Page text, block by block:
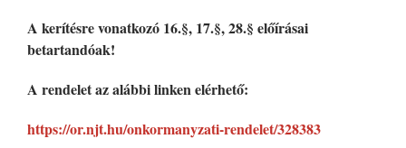
A kerítésre vonatkozó 16.§, 17.§, 28.§ előírásai
betartandóak!
A rendelet az alábbi linken elérhető:
https://or.njt.hu/onkormanyzati-rendelet/328383